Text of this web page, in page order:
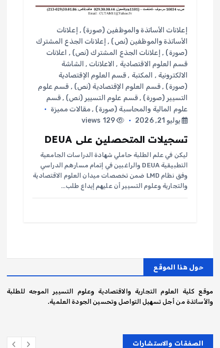
إعلانات الأساتذة والموظفين (صورة) , إعلانات
الأساتذة والموظفين (نص) , إعلانات الجذع المشترك
(صورة) , إعلانات الجذع المشترك (نص) , اعلانات
قسم العلوم الاقتصادية , الاعلانات , الشاشة
الالكترونية , المكتبة ,قسم العلوم الإقتصادية
(صورة) ,قسم العلوم الإقتصادية (نص) , قسم علوم
التسيير (صورة) ,قسم علوم التسيير (نص) ,قسم
علوم المالية والمحاسبة (صورة) ,مقالات مميزة
يوليو 21, 2026
129 views
تسجيلات المتحصلين على DEUA
ليكن في علم الطلبة حاملي شهادة الدراسات الجامعية
التطبيقية DEUA والراغبين في إتمام مسارهم الدراسي
وفق نظام LMD ضمن تخصصات ميدان العلوم الاقتصادية
والتجارية وعلوم التسيير أن عليهم إيداع طلب…
حول هذا الموقع
موقع كلية العلوم التجارية والاقتصادية وعلوم التسيير الموجه للطلبة
والأساتذة من أجل تسهيل التواصل وتحسين الجودة العلمية.
الصفقات والاستشارات